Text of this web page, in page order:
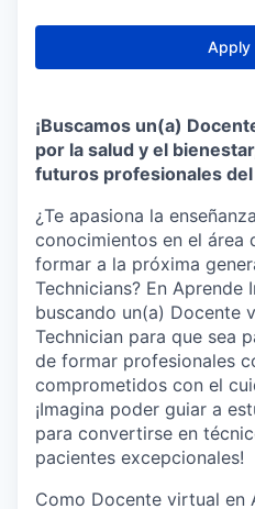
Apply
¡Buscamos un(a)
por la salud y el
futuros profesionales
¿Te apasiona la
conocimientos en el área
formar a la próxima
Technicians? En Aprende
buscando un(a) Docente
Technician para que sea
de formar profesionales
comprometidos con el
¡Imagina poder guiar a
para convertirse en
pacientes excepcionales!
Como Docente virtual en